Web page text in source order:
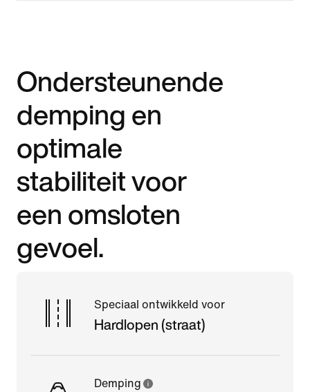
Ondersteunende
demping en
optimale
stabiliteit voor
een omsloten
gevoel.
Speciaal ontwikkeld voor
Hardlopen (straat)
Demping